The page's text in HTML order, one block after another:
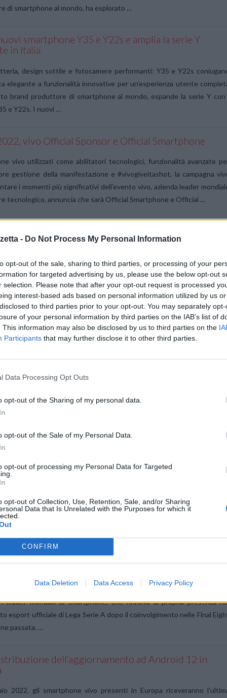
- Do Not Process My Personal Information
opt-out of the sale, sharing to third parties, or processing of your
for targeted advertising by us, please use the below opt-out
selection. Please note that after your opt-out request is processed
interest-based ads based on personal information utilized by us
to third parties prior to your opt-out. You may separately
of your personal information by third parties on the IAB’s list of
This information may also be disclosed by us to third parties on the
Participants that may further disclose it to other third parties.
Data Processing Opt Outs
opt-out of the Sharing of my personal data.
opt-out of the Sale of my Personal Data.
opt-out of processing my Personal Data for Targeted
opt-out of Collection, Use, Retention, Sale, and/or Sharing
Data that Is Unrelated with the Purposes for which it
CONFIRM
Data Deletion Data Access Privacy Policy
di smartphone al mondo, ha esplorato …
smartphone Y35 e Y22s e amplia la serie Y
in Italia
design sottile e fotocamere performanti: Y35 e Y22s
elegante a funzionalità innovative per un’esperienza utente
brand produttore di smartphone al mondo, espande la serie Y
e Y22s. I nuovi …
vivo Official Sponsor e Official Smartphone
vivo utilizzati come abilitatori tecnologici, funzionalità avanzate
gestione della manifestazione e #vivogiveitashot, la campagna
i momenti più significativi dell’evento vivo, azienda leader
tecnologico, annuncia che sarà Official Smartphone e Official …
funziona l’interfaccia Funtouch OS 13 basata su
di personalizzazione, aggiornamenti di sicurezza e
che garantiscono un’esperienza di utilizzo ancora più fluida
di smartphone al mondo, rilascia ufficialmente anche in Europa
Funtouch OS 13 basata sul nuovo Android …
leader del mercato cinese degli smartphone nel
la tendenza al ribasso del mercato cinese degli smartphone
pari al 20%, secondo l’ultimo Monthly Market Pulse Service di
Research. La …
post-vendita all’avanguardia, diffusione dei punti di raccolta in tutto il
nazionale e servizi aggiuntivi al cliente: ecco come vivo, tra i
smartphone al mondo, si prende cura dei propri utenti anche
Questo aspetto …
Mobile Partner e Official Smartphone della
A TIM 2022 potrà ancora contare sulla partnership con vivo, tra i
leader mondiali di smartphone, che rinnova la propria presenza
esport ufficiale di Lega Serie A dopo il coinvolgimento nelle Final
passata. …
dell’aggiornamento ad Android 12 in
2022, gli smartphone vivo presenti in Europa riceveranno